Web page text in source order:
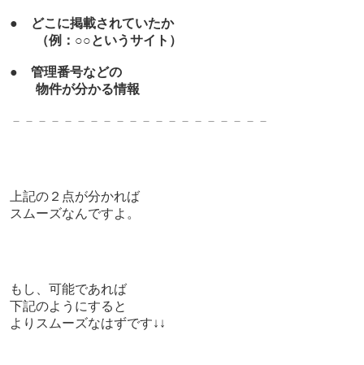
●
どこに掲載されていたか
（例：○○というサイト）
● 管理番号などの
物件が分かる情報
－－－－－－－－－－－－－－－－－－－－
上記の２点が分かれば
スムーズなんですよ。
もし、可能であれば
下記のようにすると
よりスムーズなはずです↓↓